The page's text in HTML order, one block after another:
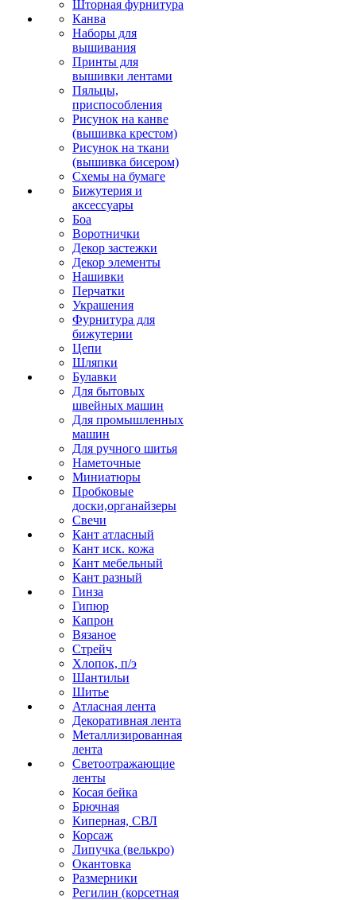
Шторная фурнитура
Канва
Наборы для
вышивания
Принты для
вышивки лентами
Пяльцы,
приспособления
Рисунок на канве
(вышивка крестом)
Рисунок на ткани
(вышивка бисером)
Схемы на бумаге
Бижутерия и
аксессуары
Боа
Воротнички
Декор застежки
Декор элементы
Нашивки
Перчатки
Украшения
Фурнитура для
бижутерии
Цепи
Шляпки
Булавки
Для бытовых
швейных машин
Для промышленных
машин
Для ручного шитья
Наметочные
Миниатюры
Пробковые
доски,органайзеры
Свечи
Кант атласный
Кант иск. кожа
Кант мебельный
Кант разный
Гинза
Гипюр
Капрон
Вязаное
Стрейч
Хлопок, п/э
Шантильи
Шитье
Атласная лента
Декоративная лента
Металлизированная
лента
Светоотражающие
ленты
Косая бейка
Брючная
Киперная, СВЛ
Корсаж
Липучка (велькро)
Окантовка
Размерники
Регилин (корсетная